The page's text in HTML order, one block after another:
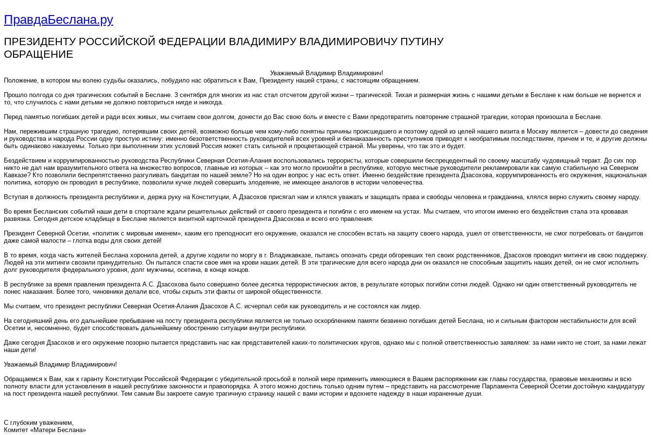
ПравдаБеслана.ру
ПРЕЗИДЕНТУ РОССИЙСКОЙ ФЕДЕРАЦИИ ВЛАДИМИРУ ВЛАДИМИРОВИЧУ ПУТИНУ
ОБРАЩЕНИЕ
Уважаемый Владимир Владимирович!
Положение, в котором мы волею судьбы оказались, побудило нас обратиться к Вам, Президенту нашей страны, с настоящим обращением.
Прошло полгода со дня трагических событий в Беслане. 3 сентября для многих из нас стал отсчетом другой жизни – трагической. Тихая и размерная жизнь с нашими детьми в Беслане к нам больше не вернется и
то, что случилось с нами детьми не должно повториться нигде и никогда.
Перед памятью погибших детей и ради всех живых, мы считаем свои долгом, донести до Вас свою боль и вместе с Вами предотвратить повторение страшной трагедии, которая произошла в Беслане.
Нам, пережившим страшную трагедию, потерявшим своих детей, возможно больше чем кому-либо понятны причины происшедшего и поэтому одной из целей нашего визита в Москву является – довести до сведения
и руководства и народа России одну простую истину: именно безответственность руководителей всех уровней и безнаказанность преступников приводят к необратимым последствиям, причем и те, и другие должны
быть одинаково наказуемы. Только при выполнении этих условий Россия может стать сильной и процветающей страной. Мы уверены, что так это и будет.
Бездействием и коррумпированностью руководства Республики Северная Осетия-Алания воспользовались террористы, которые совершили беспрецедентный по своему масштабу чудовищный теракт. До сих пор
никто не дал нам вразумительного ответа на множество вопросов, главные из которых – как это могло произойти в республике, которую местные руководители рекламировали как самую стабильную на Северном
Кавказе? Кто позволили беспрепятственно разгуливать бандитам по нашей земле? Но на один вопрос у нас есть ответ. Именно бездействие президента Дзасохова, коррумпированность его окружения, национальная
политика, которую он проводил в республике, позволили кучке людей совершить злодеяние, не имеющее аналогов в истории человечества.
Вступая в должность президента республики и, держа руку на Конституции, А.Дзасохов присягал нам и клялся уважать и защищать права и свободы человека и гражданина, клялся верно служить своему народу.
Во время Бесланских событий наши дети в спортзале ждали решительных действий от своего президента и погибли с его именем на устах. Мы считаем, что итогом именно его бездействия стала эта кровавая
развязка. Сегодня детское кладбище в Беслане является визитной карточкой президента Дзасохова и всего его правления.
Президент Северной Осетии, «политик с мировым именем», каким его преподносит его окружение, оказался не способен встать на защиту своего народа, ушел от ответственности, не смог потребовать от бандитов
даже самой малости – глотка воды для своих детей!
В то время, когда часть жителей Беслана хоронила детей, а другие ходили по моргу в г. Владикавказе, пытаясь опознать среди обгоревших тел своих родственников, Дзасохов проводил митинги ив свою поддержку.
Людей на эти митинги свозили принудительно. Он пытался спасти свое имя на крови наших детей. В эти трагические для всего народа дни он оказался не способным защитить наших детей, он не смог исполнить
долг руководителя федерального уровня, долг мужчины, осетина, в конце концов.
В республике за время правления президента А.С. Дзасохова было совершено более десятка террористических актов, в результате которых погибли сотни людей. Однако ни один ответственный руководитель не
понес наказания. Более того, чиновники делали все, чтобы скрыть эти факты от широкой общественности.
Мы считаем, что президент республики Северная Осетия-Алания Дзасохов А.С. исчерпал себя как руководитель и не состоялся как лидер.
На сегодняшний день его дальнейшее пребывание на посту президента республики является не только оскорблением памяти безвинно погибших детей Беслана, но и сильным фактором нестабильности для всей
Осетии и, несомненно, будет способствовать дальнейшему обострению ситуации внутри республики.
Даже сегодня Дзасохов и его окружение позорно пытается представить нас как представителей каких-то политических кругов, однако мы с полной ответственностью заявляем: за нами никто не стоит, за нами лежат
наши дети!
Уважаемый Владимир Владимирович!
Обращаемся к Вам, как к гаранту Конституции Российской Федерации с убедительной просьбой в полной мере применить имеющиеся в Вашем распоряжении как главы государства, правовые механизмы и всю
полноту власти для установления в нашей республике законности и правопорядка. А этого можно достичь только одним путем – представить на рассмотрение Парламента Северной Осетии достойную кандидатуру
на пост президента нашей республики. Тем самым Вы закроете самую трагичную страницу нашей с вами истории и вдохнете надежду в наши израненные души.
С глубоким уважением,
Комитет «Матери Беслана»